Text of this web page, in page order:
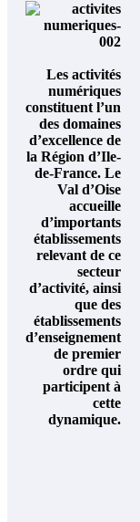
Les activités
numériques
constituent l’un
des domaines
d’excellence de
la Région d’Ile-
de-France. Le
Val d’Oise
accueille
d’importants
établissements
relevant de ce
secteur
d’activité, ainsi
que des
établissements
d’enseignement
de premier
ordre qui
participent à
cette
dynamique.